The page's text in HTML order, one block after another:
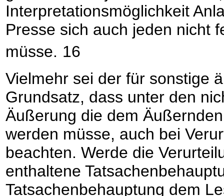
Interpretationsmöglichkeit
Presse sich auch jeden nicht
müsse. 16
Vielmehr sei der für sonstige
Grundsatz, dass unter den
Äußerung die dem
werden müsse, auch bei
beachten. Werde die
enthaltene
Tatsachenbehauptung dem